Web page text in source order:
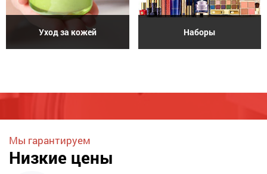
Уход за кожей Наборы
Мы гарантируем
Низкие цены